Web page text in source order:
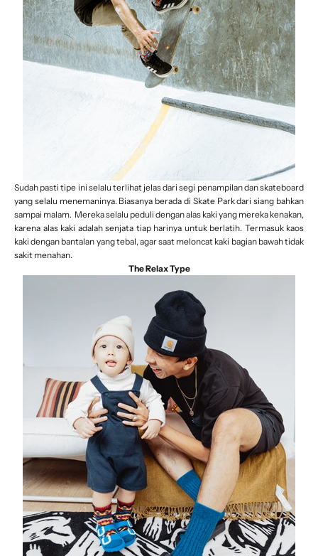
Sudah pasti tipe ini selalu terlihat jelas dari segi penampilan dan skateboard
yang selalu menemaninya. Biasanya berada di Skate Park dari siang bahkan
sampai malam. Mereka selalu peduli dengan alas kaki yang mereka kenakan,
karena alas kaki adalah senjata tiap harinya untuk berlatih. Termasuk kaos
kaki dengan bantalan yang tebal, agar saat meloncat kaki bagian bawah tidak
sakit menahan.
The Relax Type